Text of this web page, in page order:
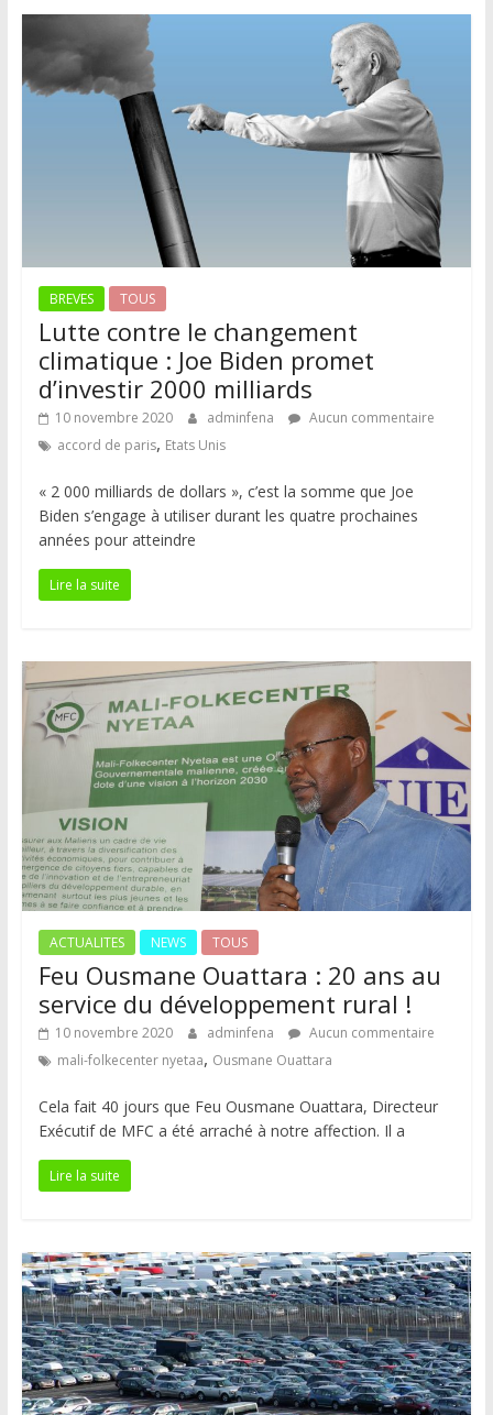
BREVES TOUS
Lutte contre le changement
climatique : Joe Biden promet
d’investir 2000 milliards
10 novembre 2020 adminfena
Aucun commentaire
accord de paris, Etats Unis
« 2 000 milliards de dollars », c’est la somme que Joe
Biden s’engage à utiliser durant les quatre prochaines
années pour atteindre
Lire la suite
ACTUALITES NEWS TOUS
Feu Ousmane Ouattara : 20 ans au
service du développement rural !
10 novembre 2020 adminfena
Aucun commentaire
mali-folkecenter nyetaa, Ousmane Ouattara
Cela fait 40 jours que Feu Ousmane Ouattara, Directeur
Exécutif de MFC a été arraché à notre affection. Il a
Lire la suite